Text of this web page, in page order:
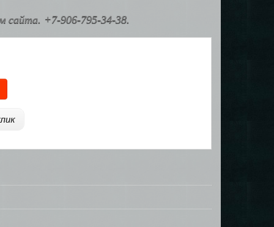
сайта. +7-906-795-34-38.